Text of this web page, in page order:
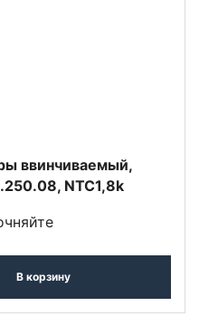
ввинчиваемый,
NTC1,8k
В корзину